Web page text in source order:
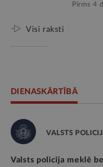
Pirms 4
Visi raksti
DIENASKĀRTĪBĀ
VALSTS
Valsts policija meklē